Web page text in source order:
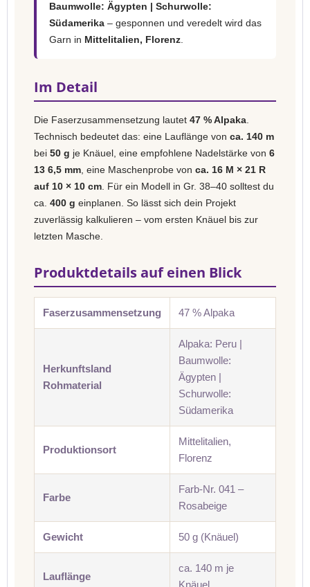
Baumwolle: Ägypten | Schurwolle:
Südamerika – gesponnen und veredelt wird das
Garn in Mittelitalien, Florenz
Im Detail
Die Faserzusammensetzung lautet 47 % Alpaka
Technisch bedeutet das: eine Lauflänge von ca. 140 m
bei 50 g je Knäuel, eine empfohlene Nadelstärke von 6
13 6,5 mm , eine Maschenprobe von ca. 16 M × 21 R
auf 10 × 10 cm . Für ein Modell in Gr. 38–40 solltest du
ca. 400 g einplanen. So lässt sich dein Projekt
zuverlässig kalkulieren – vom ersten Knäuel bis zur
letzten Masche.
Produktdetails auf einen Blick
Faserzusammensetzung 47 % Alpaka
Herkunftsland
Rohmaterial
Alpaka: Peru |
Baumwolle:
Ägypten |
Schurwolle:
Südamerika
Produktionsort
Mittelitalien,
Florenz
Farbe
Farb-Nr. 041 –
Rosabeige
Gewicht 50 g (Knäuel)
Lauflänge
ca. 140 m je
Knäuel